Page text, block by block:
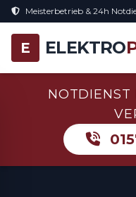
Meisterbetrieb & 24h
E ELEKTRO